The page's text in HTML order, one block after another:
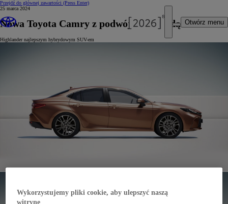
Przejdź do głównej zawartości (Press Enter)
Otwórz menu
25 marca 2024
Nowa Toyota Camry z podwójną nagrodą
Highlander najlepszym hybrydowym SUV-em
Wykorzystujemy pliki cookie, aby ulepszyć naszą
witrynę